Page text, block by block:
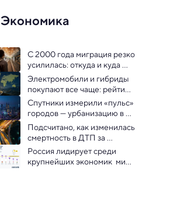
Экономика
С 2000 года миграция резко
усилилась: откуда и куда
едут люди — инфографика
Электромобили и гибриды
покупают все чаще: рейтинг
популярности по странам
мира
Спутники измерили «пульс»
городов — урбанизацию в
динамике
Подсчитано, как изменилась
смертность в ДТП за
последние 35 лет
Россия лидирует среди
крупнейших экономик  мира